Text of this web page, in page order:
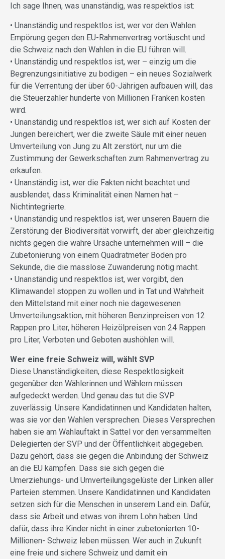
Ich sage Ihnen, was unanständig, was respektlos ist:
• Unanständig und respektlos ist, wer vor den Wahlen
Empörung gegen den EU-Rahmenvertrag vortäuscht und
die Schweiz nach den Wahlen in die EU führen will.
• Unanständig und respektlos ist, wer – einzig um die
Begrenzungsinitiative zu bodigen – ein neues Sozialwerk
für die Verrentung der über 60-Jährigen aufbauen will, das
die Steuerzahler hunderte von Millionen Franken kosten
wird.
• Unanständig und respektlos ist, wer sich auf Kosten der
Jungen bereichert, wer die zweite Säule mit einer neuen
Umverteilung von Jung zu Alt zerstört, nur um die
Zustimmung der Gewerkschaften zum Rahmenvertrag zu
erkaufen.
• Unanständig ist, wer die Fakten nicht beachtet und
ausblendet, dass Kriminalität einen Namen hat –
Nichtintegrierte.
• Unanständig und respektlos ist, wer unseren Bauern die
Zerstörung der Biodiversität vorwirft, der aber gleichzeitig
nichts gegen die wahre Ursache unternehmen will – die
Zubetonierung von einem Quadratmeter Boden pro
Sekunde, die die masslose Zuwanderung nötig macht.
• Unanständig und respektlos ist, wer vorgibt, den
Klimawandel stoppen zu wollen und in Tat und Wahrheit
den Mittelstand mit einer noch nie dagewesenen
Umverteilungsaktion, mit höheren Benzinpreisen von 12
Rappen pro Liter, höheren Heizölpreisen von 24 Rappen
pro Liter, Verboten und Geboten aushöhlen will.
Wer eine freie Schweiz will, wählt SVP
Diese Unanständigkeiten, diese Respektlosigkeit
gegenüber den Wählerinnen und Wählern müssen
aufgedeckt werden. Und genau das tut die SVP
zuverlässig. Unsere Kandidatinnen und Kandidaten halten,
was sie vor den Wahlen versprechen. Dieses Versprechen
haben sie am Wahlauftakt in Sattel vor den versammelten
Delegierten der SVP und der Öffentlichkeit abgegeben.
Dazu gehört, dass sie gegen die Anbindung der Schweiz
an die EU kämpfen. Dass sie sich gegen die
Umerziehungs- und Umverteilungsgelüste der Linken aller
Parteien stemmen. Unsere Kandidatinnen und Kandidaten
setzen sich für die Menschen in unserem Land ein. Dafür,
dass sie Arbeit und etwas von ihrem Lohn haben. Und
dafür, dass ihre Kinder nicht in einer zubetonierten 10-
Millionen- Schweiz leben müssen. Wer auch in Zukunft
eine freie und sichere Schweiz und damit ein